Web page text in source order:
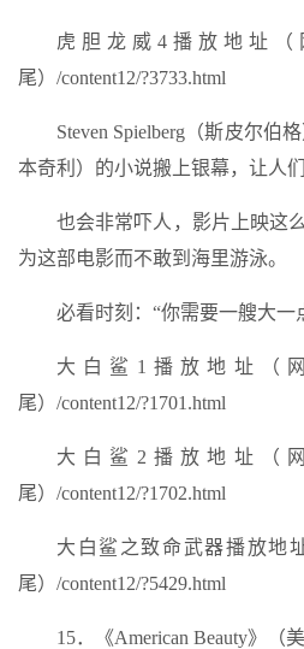
虎胆龙威4播放地址（
尾）/content12/?3733.html
Steven Spielberg（斯皮尔伯
本奇利）的小说搬上银幕，让人
也会非常吓人，影片上映这
为这部电影而不敢到海里游泳。
必看时刻：“你需要一艘大一
大白鲨1播放地址（
尾）/content12/?1701.html
大白鲨2播放地址（
尾）/content12/?1702.html
大白鲨之致命武器播放地
尾）/content12/?5429.html
15．《American Beauty》（